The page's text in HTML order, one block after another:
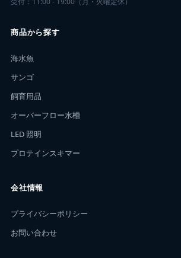
商品から探す
海水魚
サンゴ
飼育用品
オーバーフロー水槽
LED 照明
プロテインスキマー
会社情報
プライバシーポリシー
お問い合わせ